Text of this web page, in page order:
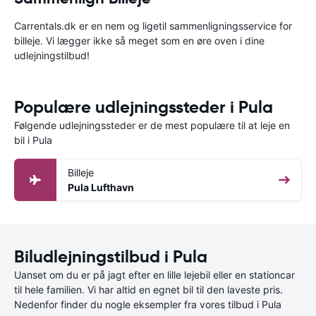
Carrentals.dk er en nem og ligetil sammenligningsservice for
billeje. Vi lægger ikke så meget som en øre oven i dine
udlejningstilbud!
Populære udlejningssteder i Pula
Følgende udlejningssteder er de mest populære til at leje en
bil i Pula
Billeje
Pula Lufthavn
Biludlejningstilbud i Pula
Uanset om du er på jagt efter en lille lejebil eller en stationcar
til hele familien. Vi har altid en egnet bil til den laveste pris.
Nedenfor finder du nogle eksempler fra vores tilbud i Pula